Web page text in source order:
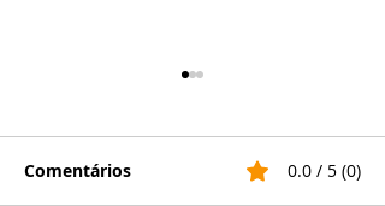
Comentários 0.0 / 5 (0)